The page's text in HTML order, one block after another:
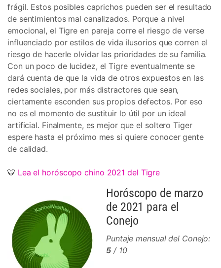
frágil. Estos posibles caprichos pueden ser el resultado
de sentimientos mal canalizados. Porque a nivel
emocional, el Tigre en pareja corre el riesgo de verse
influenciado por estilos de vida ilusorios que corren el
riesgo de hacerle olvidar las prioridades de su familia.
Con un poco de lucidez, el Tigre eventualmente se
dará cuenta de que la vida de otros expuestos en las
redes sociales, por más distractores que sean,
ciertamente esconden sus propios defectos. Por eso
no es el momento de sustituir lo útil por un ideal
artificial. Finalmente, es mejor que el soltero Tiger
espere hasta el próximo mes si quiere conocer gente
de calidad.
🐯 Lea el horóscopo chino 2021 del Tigre
Horóscopo de marzo
de 2021 para el
Conejo
Puntaje mensual del Conejo:
5/ 10